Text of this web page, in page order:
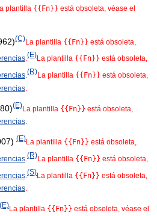
plantilla {{Fn}} está obsoleta, véase el
(C)La plantilla {{Fn}} está obsoleta,
.(E)La plantilla {{Fn}} está obsoleta,
(R)La plantilla {{Fn}} está obsoleta,
(E)La plantilla {{Fn}} está obsoleta,
.
(E)La plantilla {{Fn}} está obsoleta,
(R)La plantilla {{Fn}} está obsoleta,
(S)La plantilla {{Fn}} está obsoleta,
.
(E)La plantilla {{Fn}} está obsoleta, véase el